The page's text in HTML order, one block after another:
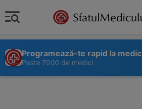
Programează-te rapid la medic
Peste 7000 de medici